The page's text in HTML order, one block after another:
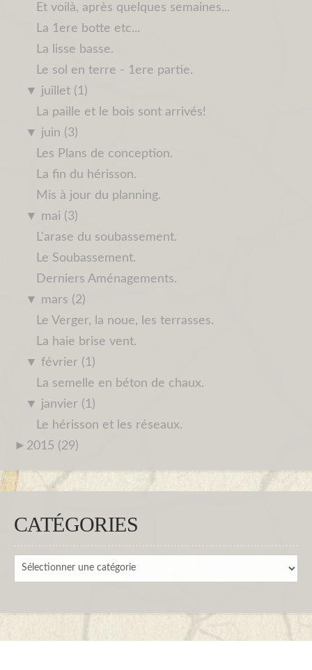
Et voilà, après quelques semaines...
La 1ere botte etc...
La lisse basse.
Le sol en terre - 1ere partie.
▼ juillet (1)
La paille et le bois sont arrivés!
▼ juin (3)
Les Plans de conception.
La fin du hérisson.
Mis à jour du planning.
▼ mai (3)
L'arase du soubassement.
Le Soubassement.
Derniers Aménagements.
▼ mars (2)
Le Verger, la noue, les terrasses.
La haie brise vent.
▼ février (1)
La semelle en béton de chaux.
▼ janvier (1)
Le hérisson et les réseaux.
► 2015 (29)
CATÉGORIES
Catégories